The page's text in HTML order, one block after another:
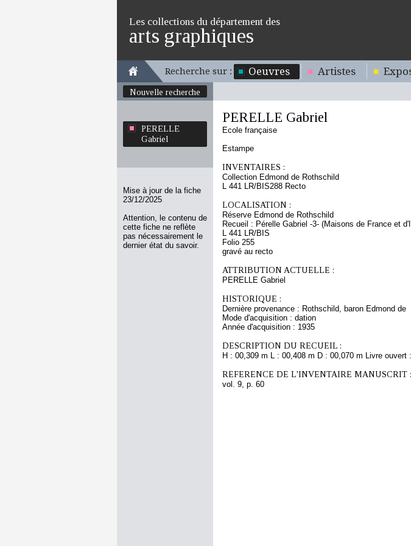
Les collections du département des
arts graphiques
Recherche sur : Oeuvres Artistes
Nouvelle recherche
PERELLE
Gabriel
Mise à jour de la fiche
23/12/2025
Attention, le contenu de
cette fiche ne reflète
pas nécessairement le
dernier état du savoir.
PERELLE Gabriel
Ecole française
Estampe
INVENTAIRES :
Collection Edmond de Rothschild
L 441 LR/BIS288 Recto
LOCALISATION :
Réserve Edmond de Rothschild
Recueil : Pérelle Gabriel -3- (Maisons de France et
L 441 LR/BIS
Folio 255
gravé au recto
ATTRIBUTION ACTUELLE :
PERELLE Gabriel
HISTORIQUE :
Dernière provenance : Rothschild, baron Edmond de
Mode d'acquisition : dation
Année d'acquisition : 1935
DESCRIPTION DU RECUEIL :
H : 00,309 m L : 00,408 m D : 00,070 m Livre ouvert
REFERENCE DE L'INVENTAIRE MANUSCRIT :
vol. 9, p. 60